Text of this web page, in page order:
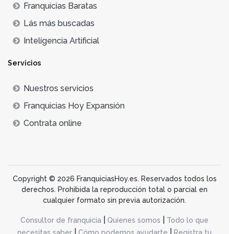
Franquicias Baratas
Lás más buscadas
Inteligencia Artificial
Servicios
Nuestros servicios
Franquicias Hoy Expansión
Contrata online
Copyright © 2026 FranquiciasHoy.es. Reservados todos los
derechos. Prohibida la reproducción total o parcial en
cualquier formato sin previa autorización.
Consultor de franquicia Quienes somos
Todo lo que
necesitas saber
Cómo podemos ayudarte Registra tu